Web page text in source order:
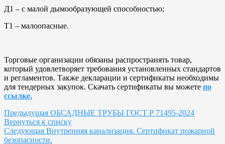
Д1 – с малой дымообразующей способностью;
Т1 – малоопасные.
Торговые организации обязаны распространять товар,
который удовлетворяет требования установленных стандартов
и регламентов. Также декларации и сертификаты необходимы
для тендерных закупок. Скачать сертификаты вы можете по
ссылке.
Предыдущая ОБСАДНЫЕ ТРУБЫ ГОСТ Р 71495-2024
Вернуться к списку
Следующая Внутренняя канализация. Сертификат пожарной
безопасности.